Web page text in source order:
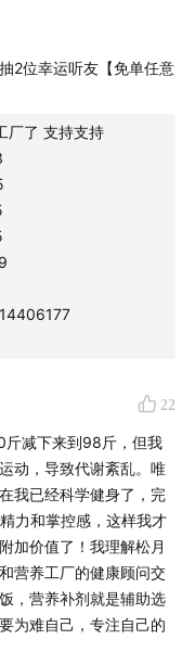
滑查看听友专属优
永远是自己的第一
居然被围观了？
牛！
会想把你变得弱小
自信，你是无法获
从“我没有对自己食
2位幸运听友【免单任意
厂了 支持支持
22
斤减下来到98斤，但我
动，导致代谢紊乱。唯
我已经科学健身了，完
力和掌控感，这样我才
加价值了！我理解松月
营养工厂的健康顾问交
，营养补剂就是辅助选
为难自己，专注自己的